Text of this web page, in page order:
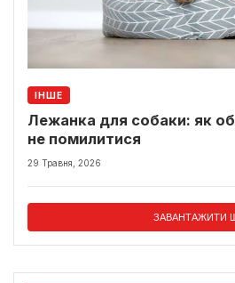
ІНШЕ
Лежанка для собаки: як
не помилитися
29 Травня, 2026
ЗАВАНТАЖИТИ